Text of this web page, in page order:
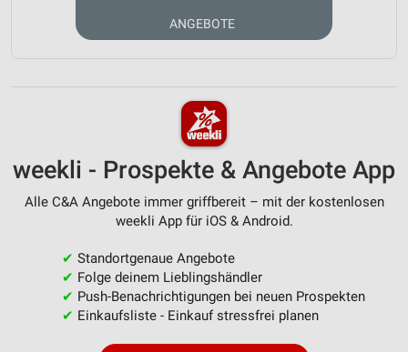
ANGEBOTE
weekli - Prospekte & Angebote App
Alle C&A Angebote immer griffbereit – mit der kostenlosen
weekli App für iOS & Android.
✔ Standortgenaue Angebote
✔ Folge deinem Lieblingshändler
✔ Push-Benachrichtigungen bei neuen Prospekten
✔ Einkaufsliste - Einkauf stressfrei planen